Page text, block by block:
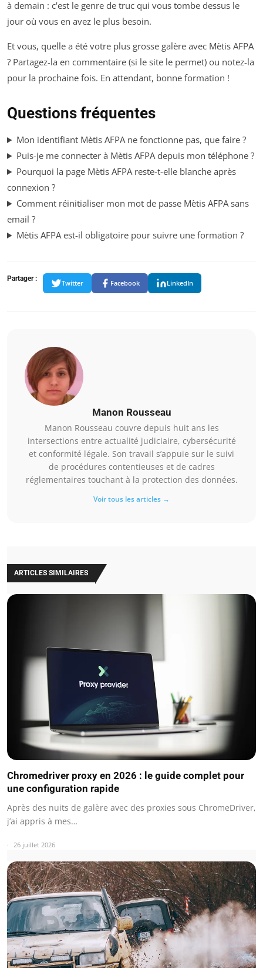
à demain : c'est le genre de truc qui vous tombe dessus le
jour où vous en avez le plus besoin.
Et vous, quelle a été votre plus grosse galère avec Mètis AFPA
? Partagez-la en commentaire (si le site le permet) ou notez-la
pour la prochaine fois. En attendant, bonne formation !
Questions fréquentes
Mon identifiant Mètis AFPA ne fonctionne pas, que faire ?
Puis-je me connecter à Mètis AFPA depuis mon téléphone ?
Pourquoi la page Mètis AFPA reste-t-elle blanche après
connexion ?
Comment réinitialiser mon mot de passe Mètis AFPA sans
email ?
Mètis AFPA est-il obligatoire pour suivre une formation ?
Partager :
Twitter Facebook LinkedIn
Manon Rousseau
Manon Rousseau couvre depuis huit ans les
intersections entre actualité judiciaire, cybersécurité
et conformité légale. Son travail s’appuie sur le suivi
de procédures contentieuses et de cadres
réglementaires touchant à la protection des données.
Voir tous les articles →
ARTICLES SIMILAIRES
Chromedriver proxy en 2026 : le guide complet pour
une configuration rapide
Après des nuits de galère avec des proxies sous ChromeDriver,
j’ai appris à mes…
26 juillet 2026